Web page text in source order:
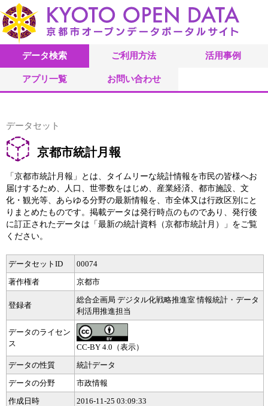
データ検索 ご利用方法 活用事例
アプリ一覧 お問い合わせ
データセット
京都市統計月報
「京都市統計月報」とは、タイムリーな統計情報を市民の皆様へお
届けするため、人口、世帯数をはじめ、産業経済、都市施設、文
化・観光等、あらゆる分野の最新情報を、市全体又は行政区別にと
りまとめたものです。掲載データは発行時点のものであり、発行後
に訂正されたデータは「最新の統計資料（京都市統計月）」をご覧
ください。
データセットID
00074
著作権者
京都市
登録者
総合企画局 デジタル化戦略推進室 情報統計・データ
利活用推進担当
データのライセン
ス
CC-BY 4.0（表示）
データの性質
統計データ
データの分野
市政情報
作成日時
2016-11-25 03:09:33